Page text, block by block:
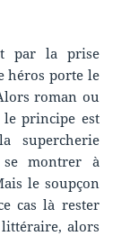
par la prise
héros porte le
roman ou
principe est
supercherie
se montrer à
le soupçon
cas là rester
alors